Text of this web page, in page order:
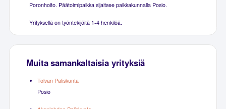
Poronhoito. Päätoimipaikka sijaitsee paikkakunnalla Posio.
Yrityksellä on työntekijöitä 1-4 henkilöä.
Muita samankaltaisia yrityksiä
Tolvan Paliskunta
Posio